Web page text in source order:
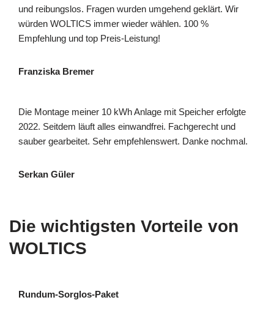
und reibungslos. Fragen wurden umgehend geklärt. Wir
würden WOLTICS immer wieder wählen. 100 %
Empfehlung und top Preis-Leistung!
Franziska Bremer
Die Montage meiner 10 kWh Anlage mit Speicher erfolgte
2022. Seitdem läuft alles einwandfrei. Fachgerecht und
sauber gearbeitet. Sehr empfehlenswert. Danke nochmal.
Serkan Güler
Die wichtigsten Vorteile von
WOLTICS
Rundum-Sorglos-Paket